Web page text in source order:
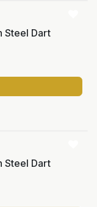
Steel Dart
Steel Dart